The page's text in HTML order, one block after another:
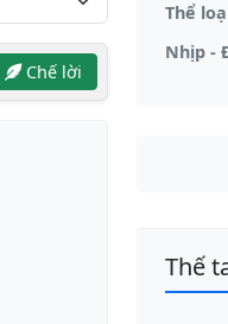
Chế lời
Thể
Nhịp -
Thế